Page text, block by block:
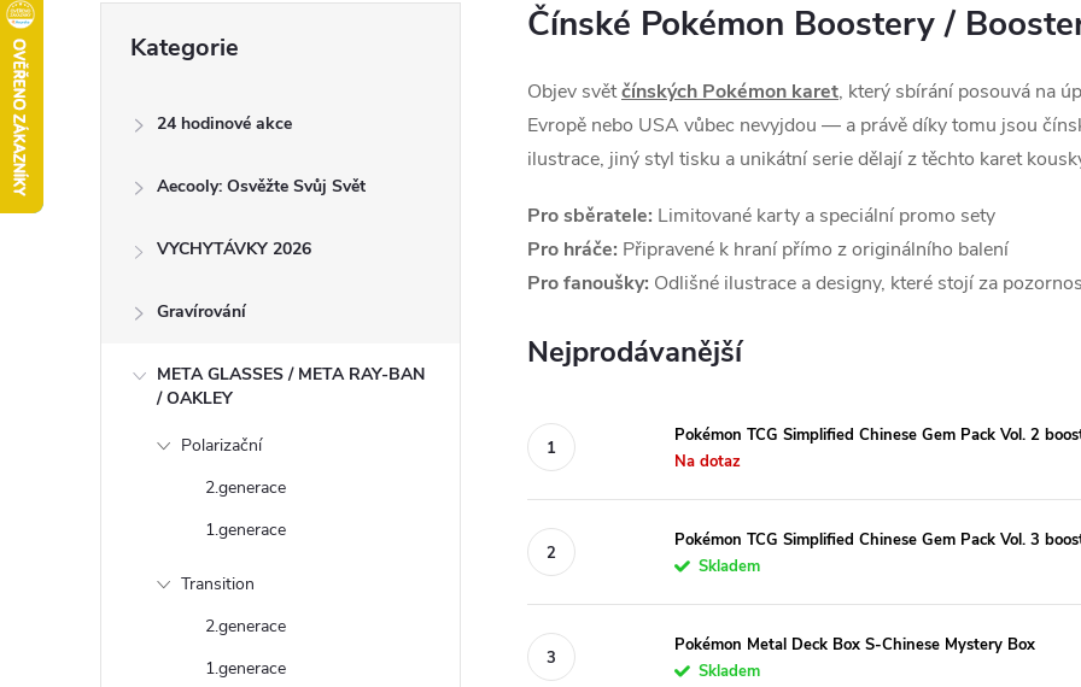
kategorie
Kategorie
24 hodinové akce
Aecooly: Osvěžte Svůj Svět
VYCHYTÁVKY 2026
Gravírování
META GLASSES / META RAY-BAN
/ OAKLEY
Polarizační
2.generace
1.generace
Transition
2.generace
1.generace
Čínské Pokémon Boostery /
Objev světčínských Pokémon karet, který sbírání posouvá na
Evropě nebo USA vůbec nevyjdou — a právě díky tomu jsou
ilustrace, jiný styl tisku a unikátní serie dělají z těchto karet
Pro sběratele: Limitované karty a speciální promo sety
Pro hráče: Připravené k hraní přímo z originálního balení
Pro fanoušky: Odlišné ilustrace a designy, které stojí za
Nejprodávanější
Pokémon TCG Simplified Chinese Gem Pack Vol. 2
Na dotaz
Pokémon TCG Simplified Chinese Gem Pack Vol. 3
Skladem
Pokémon Metal Deck Box S-Chinese Mystery Box
Skladem